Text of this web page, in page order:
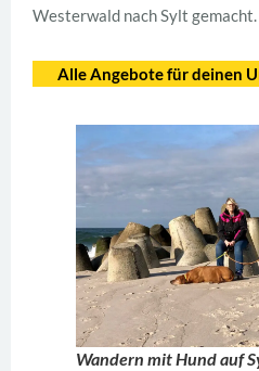
Westerwald nach Sylt gemacht.
Alle Angebote für deinen
Wandern mit Hund auf